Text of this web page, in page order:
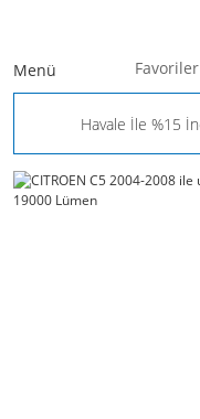
Menü Favoriler